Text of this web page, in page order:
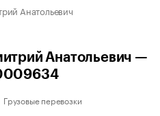
Анатольевич
Анатольевич —
Грузовые перевозки